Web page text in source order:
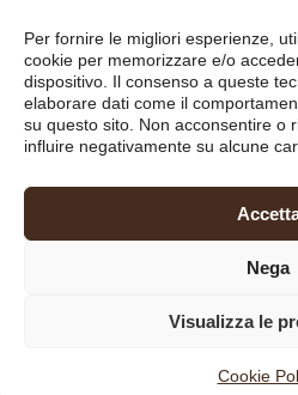
Per fornire le migliori esperienze,
cookie per memorizzare e/o
dispositivo. Il consenso a queste
elaborare dati come il
su questo sito. Non acconsentire o
influire negativamente su alcune
Nega
Visualizza le
Cookie
Bruni
Tavanti
– Piazza Libertà, 8
STUDIO99